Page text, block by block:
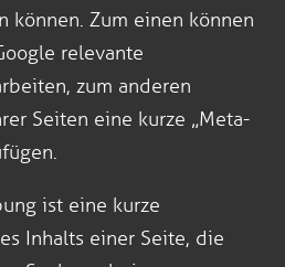
können. Zum einen können
relevante
zum anderen
Seiten eine kurze „Meta-
ist eine kurze
Inhalts einer Seite, die